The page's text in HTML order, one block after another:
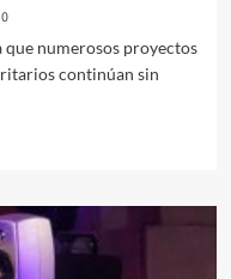
0
que numerosos proyectos
continúan sin